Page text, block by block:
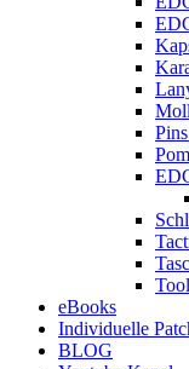
eBooks
Individuelle
BLOG